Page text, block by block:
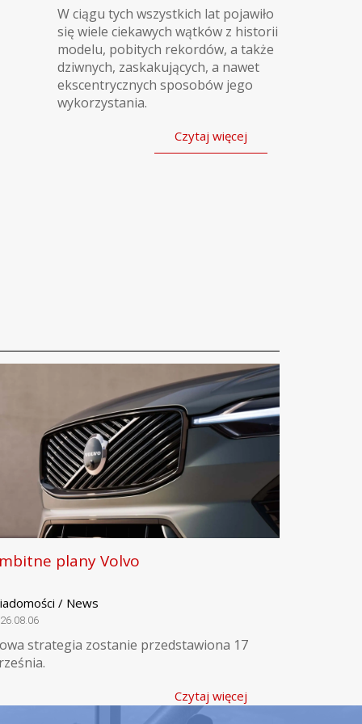
W ciągu tych wszystkich lat pojawiło
się wiele ciekawych wątków z historii
modelu, pobitych rekordów, a także
dziwnych, zaskakujących, a nawet
ekscentrycznych sposobów jego
wykorzystania.
Czytaj więcej
plany Volvo
/ News
strategia zostanie przedstawiona 17
Czytaj więcej